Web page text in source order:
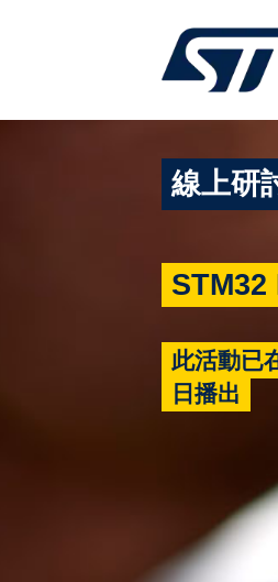
線上研
此活動已
日播出